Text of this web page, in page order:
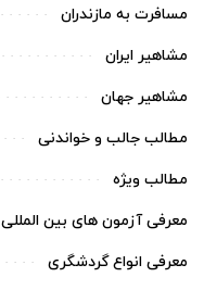
مسافرت به مازندران
مشاهیر ایران
مشاهیر جهان
مطالب جالب و خواندنی
مطالب ویژه
معرفی آزمون های بین المللی
معرفی انواع گردشگری